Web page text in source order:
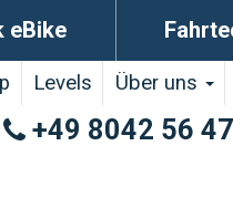
eBike
Levels Über uns
+49 8042 56